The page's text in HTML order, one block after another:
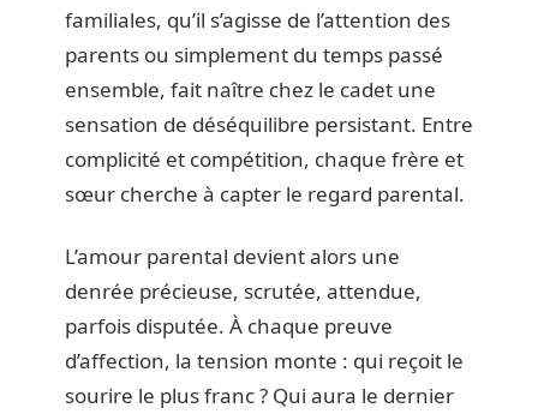
familiales, qu’il s’agisse de l’attention des
parents ou simplement du temps passé
ensemble, fait naître chez le cadet une
sensation de déséquilibre persistant. Entre
complicité et compétition, chaque frère et
sœur cherche à capter le regard parental.
L’amour parental devient alors une
denrée précieuse, scrutée, attendue,
parfois disputée. À chaque preuve
d’affection, la tension monte : qui reçoit le
sourire le plus franc ? Qui aura le dernier